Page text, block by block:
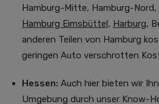
Hamburg-Mitte, Hamburg-Nord,
Hamburg Eimsbüttel, Harburg,
anderen Teilen von Hamburg
geringen Auto verschrotten
Hessen: Auch hier bieten wir
Umgebung durch unser Know-